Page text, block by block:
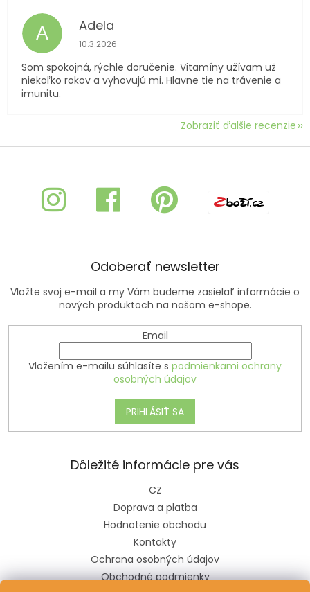
A Adela
Hodnotenie obchodu je 5 z 5 hviezdičiek.
10.3.2026
Som spokojná, rýchle doručenie. Vitamíny užívam už
niekoľko rokov a vyhovujú mi. Hlavne tie na trávenie a
imunitu.
Zobraziť ďalšie recenzie
Z
Odoberať newsletter
Vložte svoj e-mail a my Vám budeme zasielať informácie o
nových produktoch na našom e-shope.
Email
Vložením e-mailu súhlasíte s podmienkami ochrany
osobných údajov
PRIHLÁSIŤ SA
Dôležité informácie pre vás
CZ
Doprava a platba
Hodnotenie obchodu
Kontakty
Ochrana osobných údajov
Obchodné podmienky